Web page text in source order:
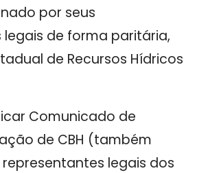
por seus
de forma paritária,
de Recursos Hídricos
Comunicado de
de CBH (também
legais dos